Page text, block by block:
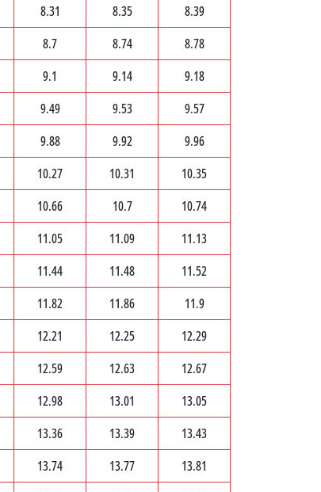
8.31 8.35
8.39
8.7 8.74
8.78
9.1 9.14
9.18
9.49 9.53
9.57
9.88 9.92
9.96
10.27 10.31
10.35
10.66 10.7
10.74
11.05 11.09
11.13
11.44 11.48
11.52
11.82 11.86
11.9
12.21 12.25
12.29
12.59 12.63
12.67
12.98 13.01
13.05
13.36 13.39
13.43
13.74 13.77
13.81